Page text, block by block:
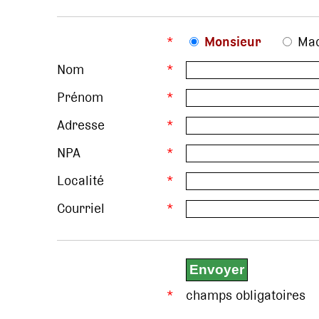
* Monsieur
Nom
*
Prénom
*
Adresse
*
NPA
*
Localité
*
Courriel
*
* champs obligatoires